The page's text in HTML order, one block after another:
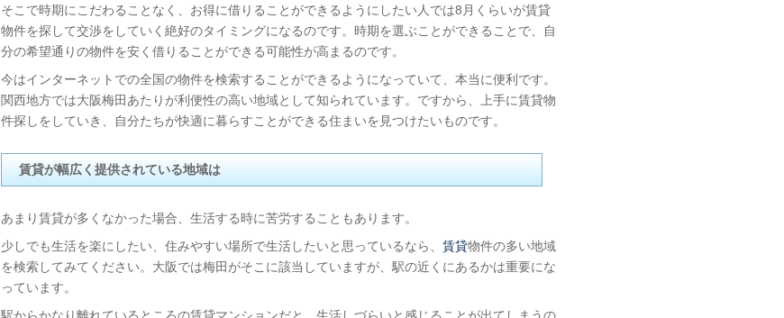
そこで時期にこだわることなく、お得に借りることができるようにしたい人では8月くらいが賃貸
物件を探して交渉をしていく絶好のタイミングになるのです。時期を選ぶことができることで、自
分の希望通りの物件を安く借りることができる可能性が高まるのです。
今はインターネットでの全国の物件を検索することができるようになっていて、本当に便利です。
関西地方では大阪梅田あたりが利便性の高い地域として知られています。ですから、上手に賃貸物
件探しをしていき、自分たちが快適に暮らすことができる住まいを見つけたいものです。
賃貸が幅広く提供されている地域は
あまり賃貸が多くなかった場合、生活する時に苦労することもあります。
少しでも生活を楽にしたい、住みやすい場所で生活したいと思っているなら、 賃貸物件の多い地域
を検索してみてください。大阪では梅田がそこに該当していますが、駅の近くにあるかは重要にな
っています。